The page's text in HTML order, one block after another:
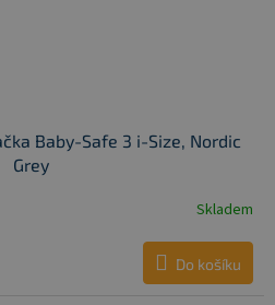
Baby-Safe 3 i-Size, Nordic
Grey
Skladem
Do košíku